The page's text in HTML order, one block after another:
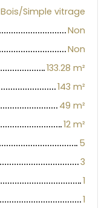
Bois/Simple vitrage
Non
Non
133.28 m²
143 m²
49 m²
12 m²
5
3
1
1